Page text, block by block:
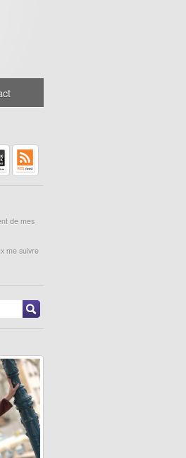
de mes
me suivre